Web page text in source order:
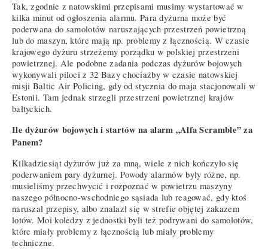
Tak, zgodnie z natowskimi przepisami musimy wystartować w
kilka minut od ogłoszenia alarmu. Para dyżurna może być
poderwana do samolotów naruszających przestrzeń powietrzną
lub do maszyn, które mają np. problemy z łącznością. W czasie
krajowego dyżuru strzeżemy porządku w polskiej przestrzeni
powietrznej. Ale podobne zadania podczas dyżurów bojowych
wykonywali piloci z 32 Bazy chociażby w czasie natowskiej
misji Baltic Air Policing, gdy od stycznia do maja stacjonowali w
Estonii. Tam jednak strzegli przestrzeni powietrznej krajów
bałtyckich.
Ile dyżurów bojowych i startów na alarm „Alfa Scramble” za
Panem?
Kilkadziesiąt dyżurów już za mną, wiele z nich kończyło się
poderwaniem pary dyżurnej. Powody alarmów były różne, np.
musieliśmy przechwycić i rozpoznać w powietrzu maszyny
naszego północno-wschodniego sąsiada lub reagować, gdy ktoś
naruszał przepisy, albo znalazł się w strefie objętej zakazem
lotów. Moi koledzy z jednostki byli też podrywani do samolotów,
które miały problemy z łącznością lub miały problemy
techniczne.